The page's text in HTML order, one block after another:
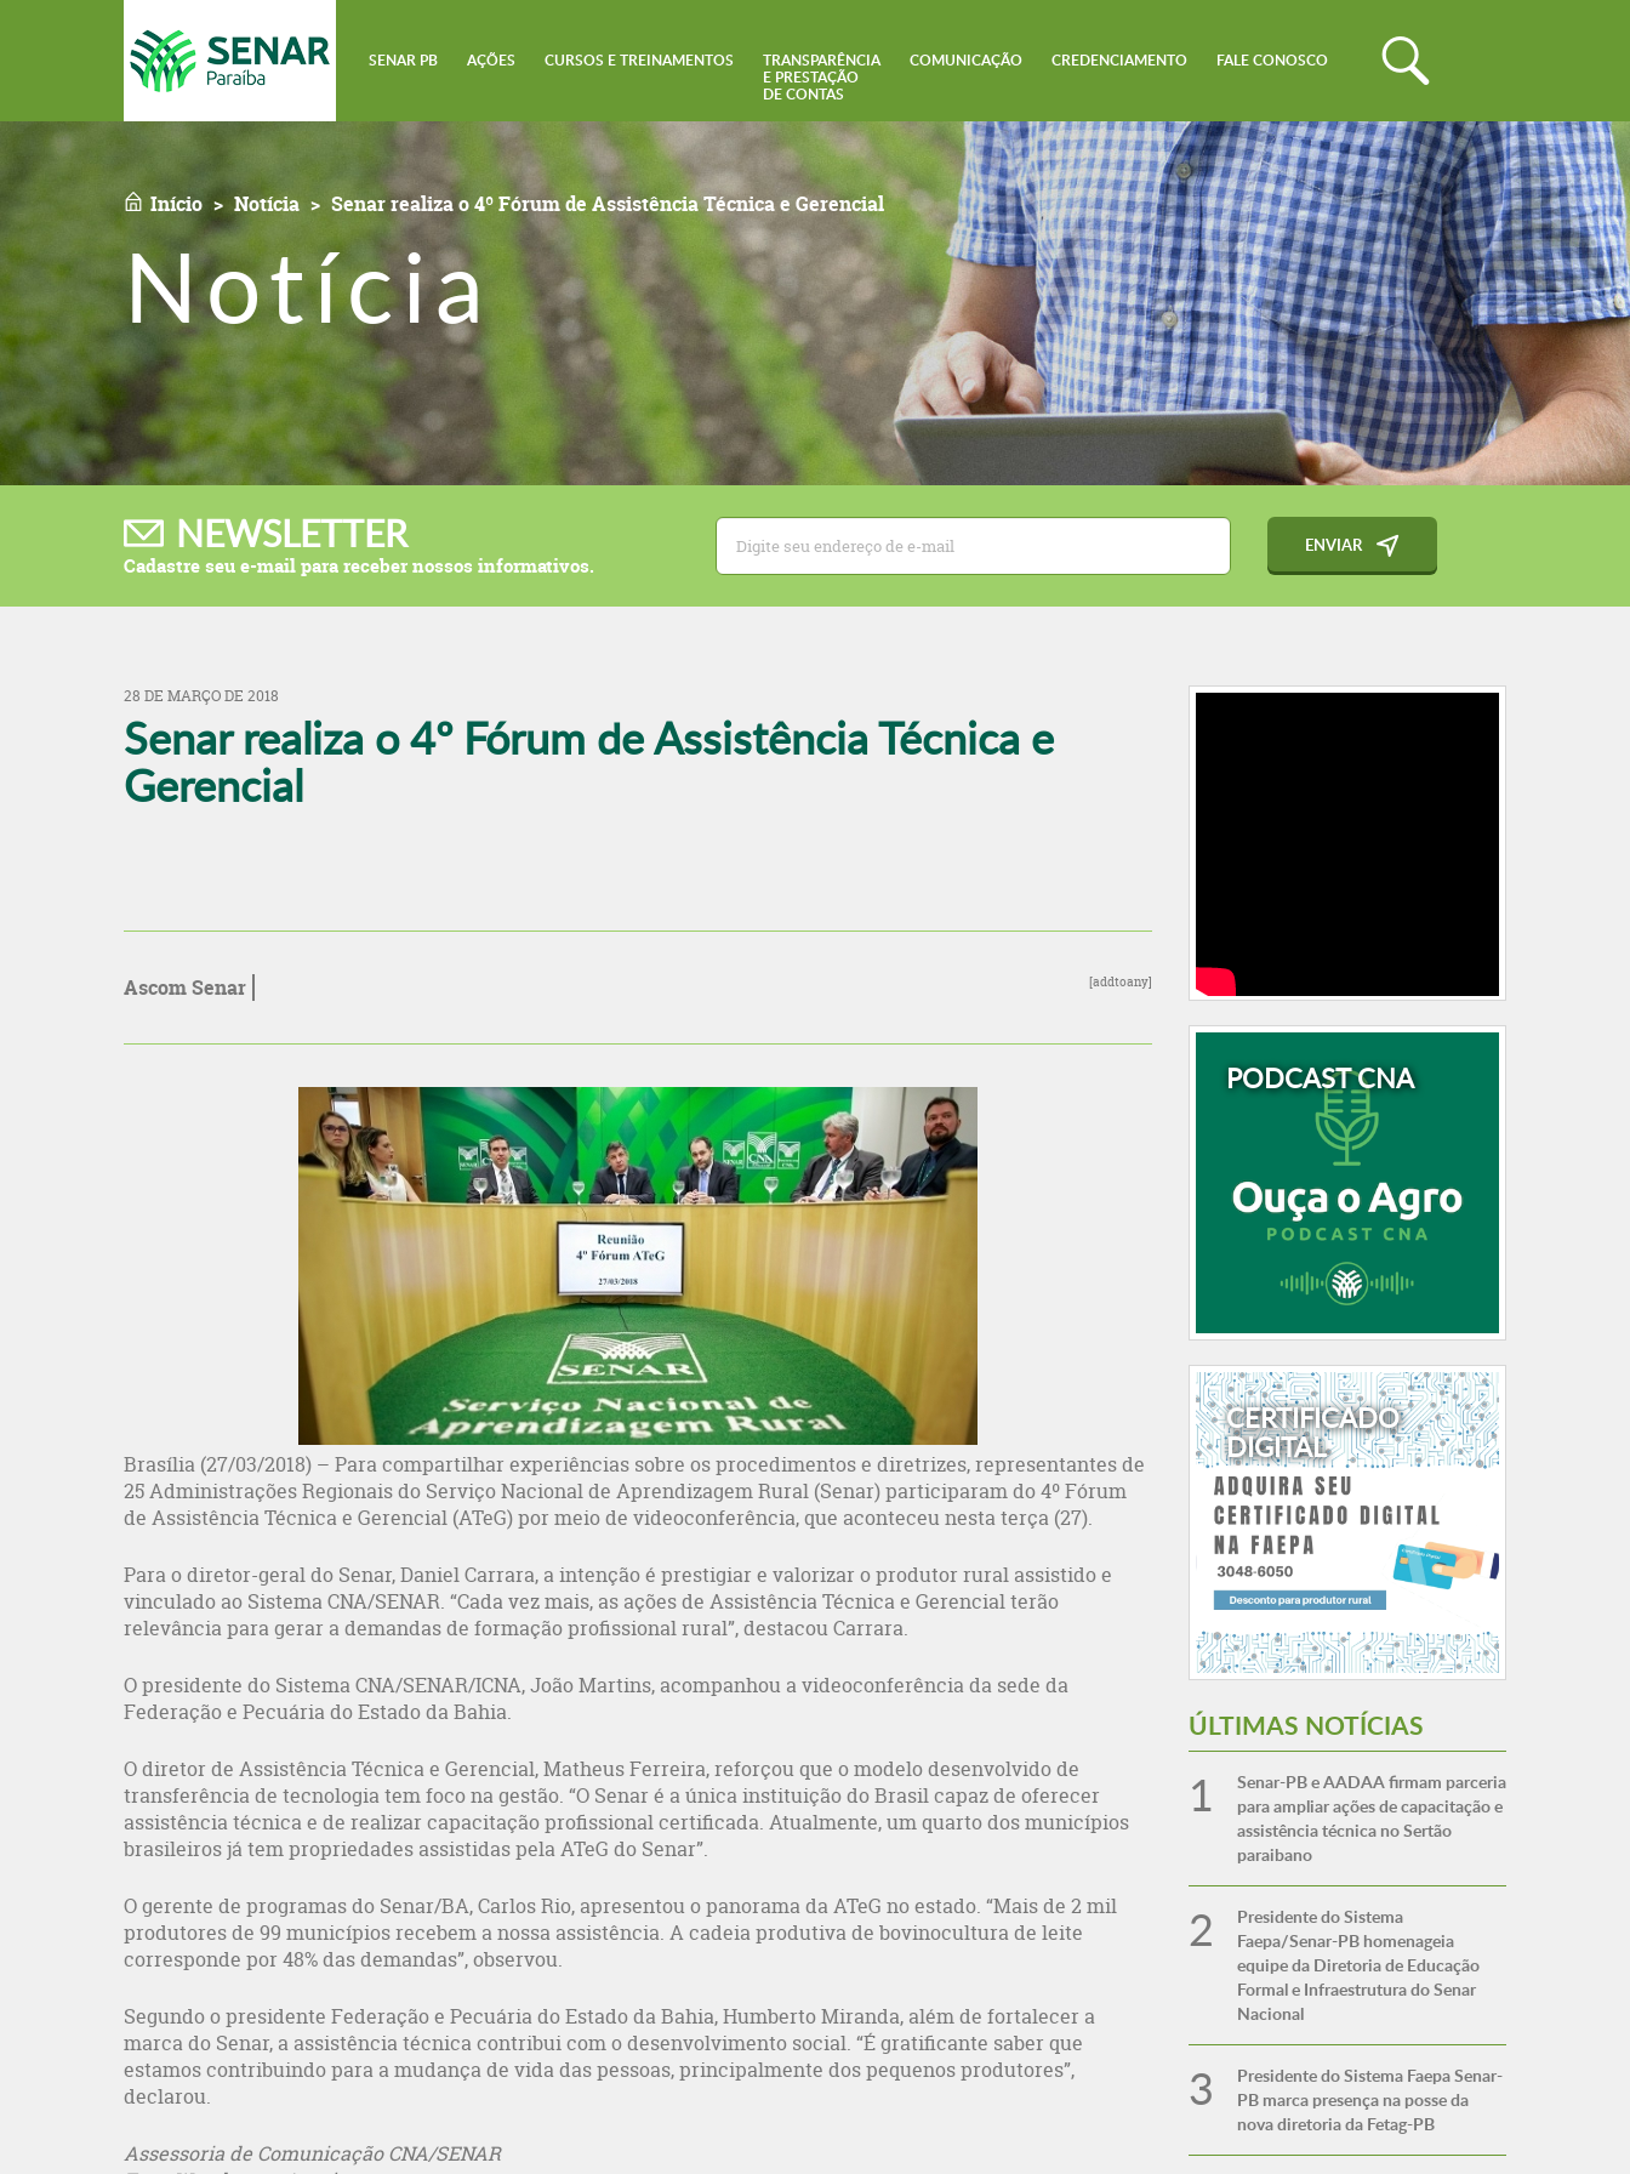
SENAR PB AÇÕES CURSOS E TREINAMENTOS
TRANSPARÊNCIA
E PRESTAÇÃO
DE CONTAS
COMUNICAÇÃO CREDENCIAMENTO FALE CONOSCO
Início Notícia Senar realiza o 4º Fórum de Assistência Técnica e Gerencial
Notícia
NEWSLETTER
Cadastre seu e-mail para receber nossos informativos.
E-
ENVIAR
28 DE MARÇO DE 2018
Senar realiza o 4º Fórum de Assistência Técnica e
Gerencial
Ascom Senar [addtoany]
Brasília (27/03/2018) – Para compartilhar experiências sobre os procedimentos e diretrizes, representantes de
25 Administrações Regionais do Serviço Nacional de Aprendizagem Rural (Senar) participaram do 4º Fórum
de Assistência Técnica e Gerencial (ATeG) por meio de videoconferência, que aconteceu nesta terça (27).
Para o diretor-geral do Senar, Daniel Carrara, a intenção é prestigiar e valorizar o produtor rural assistido e
vinculado ao Sistema CNA/SENAR. “Cada vez mais, as ações de Assistência Técnica e Gerencial terão
relevância para gerar a demandas de formação profissional rural”, destacou Carrara.
O presidente do Sistema CNA/SENAR/ICNA, João Martins, acompanhou a videoconferência da sede da
Federação e Pecuária do Estado da Bahia.
O diretor de Assistência Técnica e Gerencial, Matheus Ferreira, reforçou que o modelo desenvolvido de
transferência de tecnologia tem foco na gestão. “O Senar é a única instituição do Brasil capaz de oferecer
assistência técnica e de realizar capacitação profissional certificada. Atualmente, um quarto dos municípios
brasileiros já tem propriedades assistidas pela ATeG do Senar”.
O gerente de programas do Senar/BA, Carlos Rio, apresentou o panorama da ATeG no estado. “Mais de 2 mil
produtores de 99 municípios recebem a nossa assistência. A cadeia produtiva de bovinocultura de leite
corresponde por 48% das demandas”, observou.
Segundo o presidente Federação e Pecuária do Estado da Bahia, Humberto Miranda, além de fortalecer a
marca do Senar, a assistência técnica contribui com o desenvolvimento social. “É gratificante saber que
estamos contribuindo para a mudança de vida das pessoas, principalmente dos pequenos produtores”,
declarou.
Assessoria de Comunicação CNA/SENAR
PODCAST CNA
CERTIFICADO
DIGITAL
ÚLTIMAS NOTÍCIAS
Senar-PB e AADAA firmam parceria
para ampliar ações de capacitação e
assistência técnica no Sertão
paraibano
Presidente do Sistema
Faepa/Senar-PB homenageia
equipe da Diretoria de Educação
Formal e Infraestrutura do Senar
Nacional
Presidente do Sistema Faepa Senar-
PB marca presença na posse da
nova diretoria da Fetag-PB